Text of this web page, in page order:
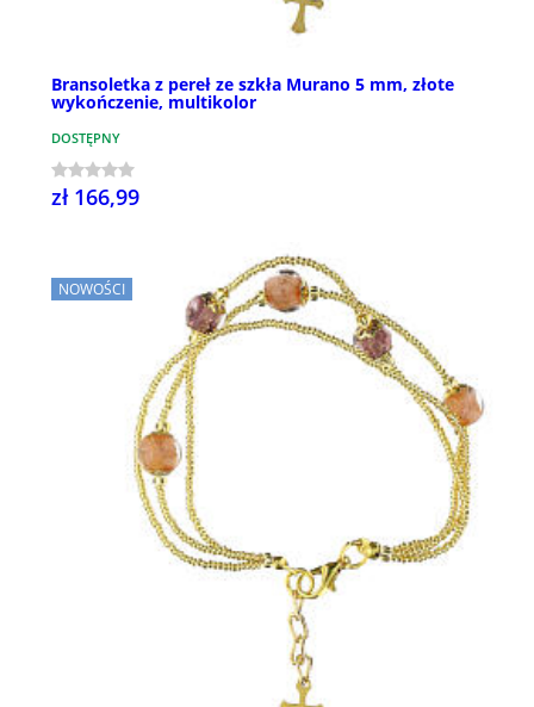
Bransoletka z pereł ze szkła Murano 5 mm, złote
wykończenie, multikolor
DOSTĘPNY
zł 166,99
NOWOŚCI